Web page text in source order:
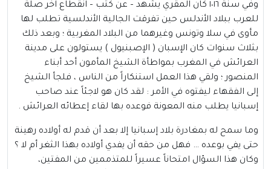
وفي سنة ١٠١٦ كان المقري يشهد – عن كثب – انقطاع آخر صلة
للعرب ببلاد الأندلس حين تفرقت الجالية الأندلسية تطلب لها
مأوى في سلا وتونس وغيرهما من البلاد المغربية ؛ وبعد ذلك
بثلاث سنوات كان الإسبان ( الإصبنيول ) يستولون على مدينة
العرائش في المغرب بمواطأة الشيخ المأمون أحد أبناء
المنصور ؛ ولقي هذا العمل استنكاراً من الناس ، فلجأ الشيخ
إلى الفقهاء ليفتوه في الأمر : لقد كان هو لاجئاً عند صاحب
إسبانيا يطلب منه المعونة فوعده بها لقاء إعطائه العرائش .
وما سمح له بمغادرة بلاد إسبانيا إلا بعد أن قدم له أولاده رهينة
حتى يفي بوعده … فهل من حقه أن يفدي أولاده بهذا الثغر أم لا ؟
وكان هذا السؤال امتحاناً عسيراً للمتذممين من المفتين،